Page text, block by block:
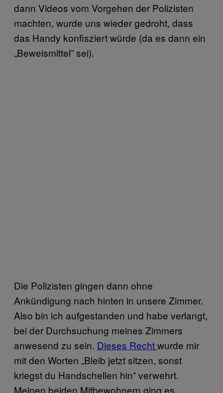
dann Videos vom Vorgehen der Polizisten
machten, wurde uns wieder gedroht, dass
das Handy konfisziert würde (da es dann ein
„Beweismittel” sei).
Die Polizisten gingen dann ohne
Ankündigung nach hinten in unsere Zimmer.
Also bin ich aufgestanden und habe verlangt,
bei der Durchsuchung meines Zimmers
anwesend zu sein. Dieses Rechtwurde mir
mit den Worten „Bleib jetzt sitzen, sonst
kriegst du Handschellen hin” verwehrt.
Meinen beiden Mitbewohnern ging es